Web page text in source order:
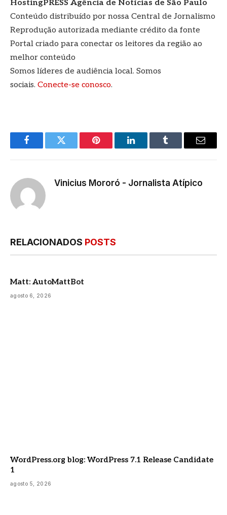
HostingPRESS Agência de Notícias de São Paulo
Conteúdo distribuído por nossa Central de Jornalismo
Reprodução autorizada mediante crédito da fonte
Portal criado para conectar os leitores da região ao
melhor conteúdo
Somos líderes de audiência local. Somos
sociais. Conecte-se conosco.
FacebookTwitter Pinterest LinkedInTumblr
E-
Vinicius Mororó - Jornalista Atípico
RELACIONADOS POSTS
Matt: AutoMattBot
agosto 6, 2026
WordPress.org blog: WordPress 7.1 Release Candidate
1
agosto 5, 2026